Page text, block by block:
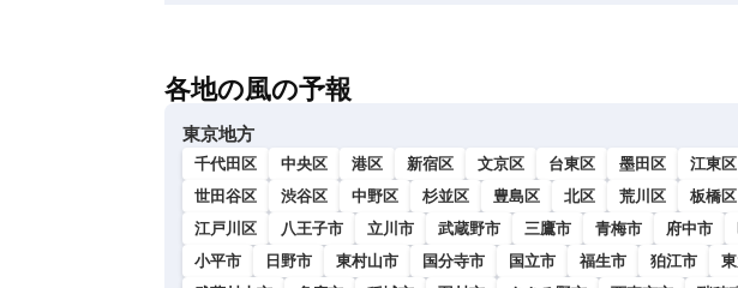
各地の風の予報
東京地方
千代田区 中央区 港区 新宿区 文京区 台東区 墨田区 江東区
世田谷区
渋谷区 中野区 杉並区 豊島区 北区 荒川区 板橋区
江戸川区
八王子市 立川市 武蔵野市 三鷹市 青梅市 府中市
小平市
日野市 東村山市 国分寺市 国立市 福生市 狛江市